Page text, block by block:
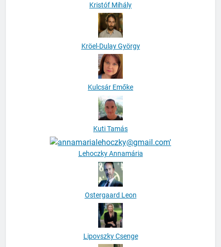
Kristóf Mihály
Kröel-Dulay György
Kulcsár Emőke
Kuti Tamás
Lehoczky Annamária
Ostergaard Leon
Lipovszky Csenge